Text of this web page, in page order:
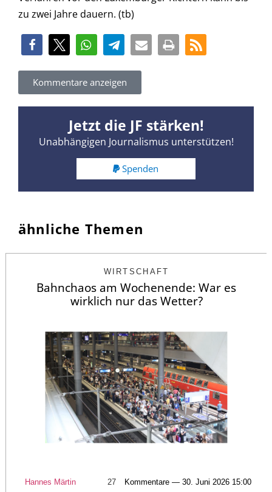
zu zwei Jahre dauern. (tb)
Kommentare anzeigen
Jetzt die JF stärken!
Unabhängigen Journalismus unterstützen!
Spenden
ähnliche Themen
WIRTSCHAFT
Bahnchaos am Wochenende: War es
wirklich nur das Wetter?
Hannes Märtin 27 Kommentare — 30. Juni 2026 15:00